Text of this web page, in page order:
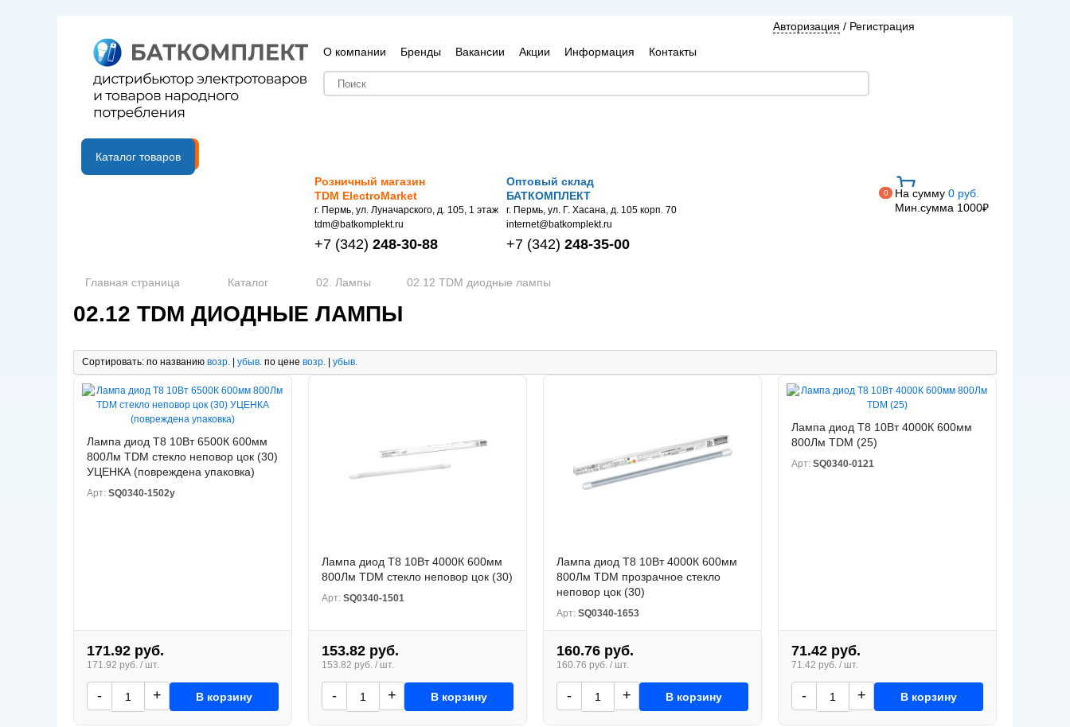
О компании Бренды Вакансии Акции Информация Контакты
Авторизация / Регистрация
B2B портал
Каталог товаров
Розничный магазин
TDM ElectroMarket
г. Пермь, ул. Луначарского, д. 105, 1 этаж
tdm@batkomplekt.ru
+7 (342) 248-30-88
Оптовый склад
БАТКОМПЛЕКТ
г. Пермь, ул. Г. Хасана, д. 105 корп. 70
internet@batkomplekt.ru
+7 (342) 248-35-00
0 На сумму 0 руб.
Мин.сумма 1000₽
Главная страница Каталог 02. Лампы 02.12 TDM диодные лампы
02.12 TDM ДИОДНЫЕ ЛАМПЫ
Сортировать: по названию возр. | убыв. по цене возр. | убыв.
Лампа диод T8 10Вт 6500К 600мм
800Лм TDM стекло неповор цок (30)
УЦЕНКА (повреждена упаковка)
Арт: SQ0340-1502у
171.92 руб.
171.92 руб. / шт.
- + В корзину
Лампа диод T8 10Вт 4000К 600мм
800Лм TDM стекло неповор цок (30)
Арт: SQ0340-1501
153.82 руб.
153.82 руб. / шт.
- + В корзину
Лампа диод T8 10Вт 4000К 600мм
800Лм TDM прозрачное стекло
неповор цок (30)
Арт: SQ0340-1653
160.76 руб.
160.76 руб. / шт.
- + В корзину
Лампа диод T8 10Вт 4000К 600мм
800Лм TDM (25)
Арт: SQ0340-0121
71.42 руб.
71.42 руб. / шт.
- + В корзину